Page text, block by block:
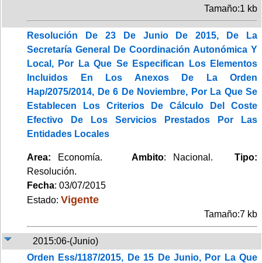
Tamaño:1 kb
Resolución De 23 De Junio De 2015, De La
Secretaría General De Coordinación Autonómica Y
Local, Por La Que Se Especifican Los Elementos
Incluidos En Los Anexos De La Orden
Hap/2075/2014, De 6 De Noviembre, Por La Que Se
Establecen Los Criterios De Cálculo Del Coste
Efectivo De Los Servicios Prestados Por Las
Entidades Locales
Area: Economía. Ambito: Nacional.Tipo:
Resolución.
Fecha: 03/07/2015
Estado: Vigente
Tamaño:7 kb
2015:06-(Junio)
Orden Ess/1187/2015, De 15 De Junio, Por La Que